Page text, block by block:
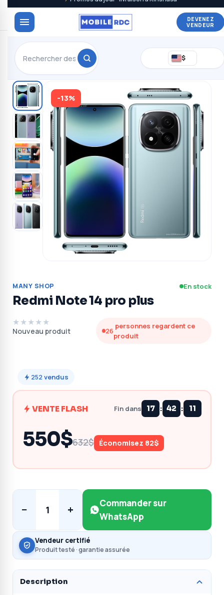
DEVENEZ
VENDEUR
$
-13%
MANY SHOP En stock
Redmi Note 14 pro plus
★★★★★
Nouveau produit 26
personnes regardent ce
produit
252vendus
VENTE FLASH Fin dans 17 : 42 : 10
550$632$ Économisez 82$
− 1 +
Commander sur
WhatsApp
Vendeur certifié
Produit testé · garantie assurée
Description